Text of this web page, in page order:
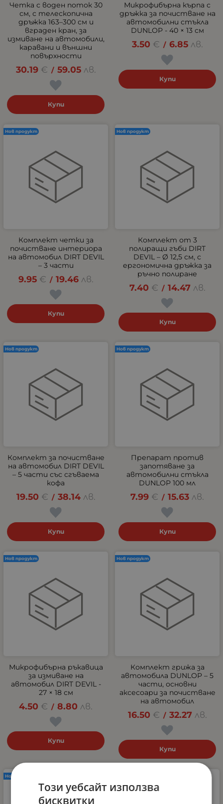
Четка с воден поток 30
см, с телескопична
дръжка 163–300 см и
вграден кран, за
измиване на автомобили,
каравани и външни
повърхности
30.19 € / 59.05 лв.
Купи
Микрофибърна кърпа с
дръжка за почистване на
автомобилни стъкла
DUNLOP - 40 × 13 см
3.50 € / 6.85 лв.
Купи
Комплект четки за
почистване интериора
на автомобил DIRT DEVIL
– 3 части
9.95 € / 19.46 лв.
Купи
Нов продукт
Комплект от 3
полиращи гъби DIRT
DEVIL – Ø 12,5 см, с
ергономична дръжка за
ръчно полиране
7.40 € / 14.47 лв.
Купи
Нов продукт
Комплект за почистване
на автомобил DIRT DEVIL
– 5 части със сгъваема
кофа
19.50 € / 38.14 лв.
Купи
Нов продукт
Препарат против
запотяване за
автомобилни стъкла
DUNLOP 100 мл
7.99 € / 15.63 лв.
Купи
Нов продукт
Микрофибърна ръкавица
за измиване на
автомобил DIRT DEVIL -
27 × 18 см
4.50 € / 8.80 лв.
Купи
Нов продукт
Комплект грижа за
автомобила DUNLOP – 5
части, основни
аксесоари за почистване
на автомобил
16.50 € / 32.27 лв.
Купи
Нов продукт
Нов продукт
Този уебсайт използва
бисквитки